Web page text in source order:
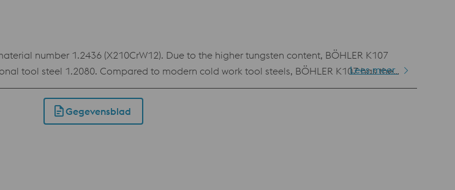
number 1.2436 (X210CrW12). Due to the higher tungsten content, BÖHLER K107
tool steel 1.2080. Compared to modern cold work tool steels, BÖHLER K107 has the
single tempering. However, this characteristic tempering behaviour limits the use of
Lees meer
Gegevensblad